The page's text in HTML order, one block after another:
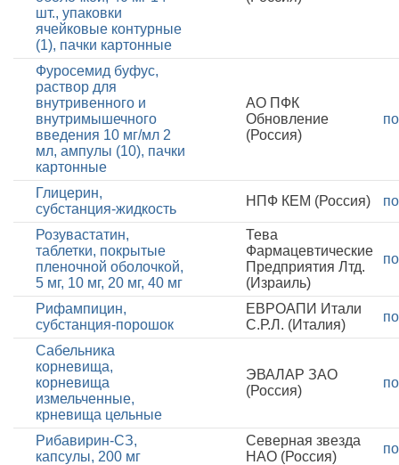
шт., упаковки
ячейковые контурные
(1), пачки картонные
Фуросемид буфус,
раствор для
внутривенного и
внутримышечного
введения 10 мг/мл 2
мл, ампулы (10), пачки
картонные
АО ПФК
Обновление
(Россия)
Глицерин,
субстанция-жидкость
НПФ КЕМ (Россия)
Розувастатин,
таблетки, покрытые
пленочной оболочкой,
5 мг, 10 мг, 20 мг, 40 мг
Тева
Фармацевтические
Предприятия Лтд.
(Израиль)
Рифампицин,
субстанция-порошок
ЕВРОАПИ Итали
С.Р.Л. (Италия)
Сабельника
корневища,
корневища
измельченные,
крневища цельные
ЭВАЛАР ЗАО
(Россия)
Рибавирин-СЗ,
капсулы, 200 мг
Северная звезда
НАО (Россия)